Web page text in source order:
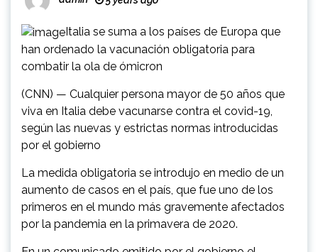
Italia se suma a los países de Europa que
han ordenado la vacunación obligatoria para
combatir la ola de ómicron
(CNN) — Cualquier persona mayor de 50 años que
viva en Italia debe vacunarse contra el covid-19,
según las nuevas y estrictas normas introducidas
por el gobierno
La medida obligatoria se introdujo en medio de un
aumento de casos en el país, que fue uno de los
primeros en el mundo más gravemente afectados
por la pandemia en la primavera de 2020.